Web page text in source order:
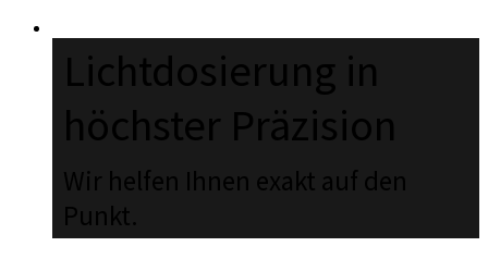
Lichtdosierung in
höchster Präzision
Wir helfen Ihnen exakt auf den
Punkt.